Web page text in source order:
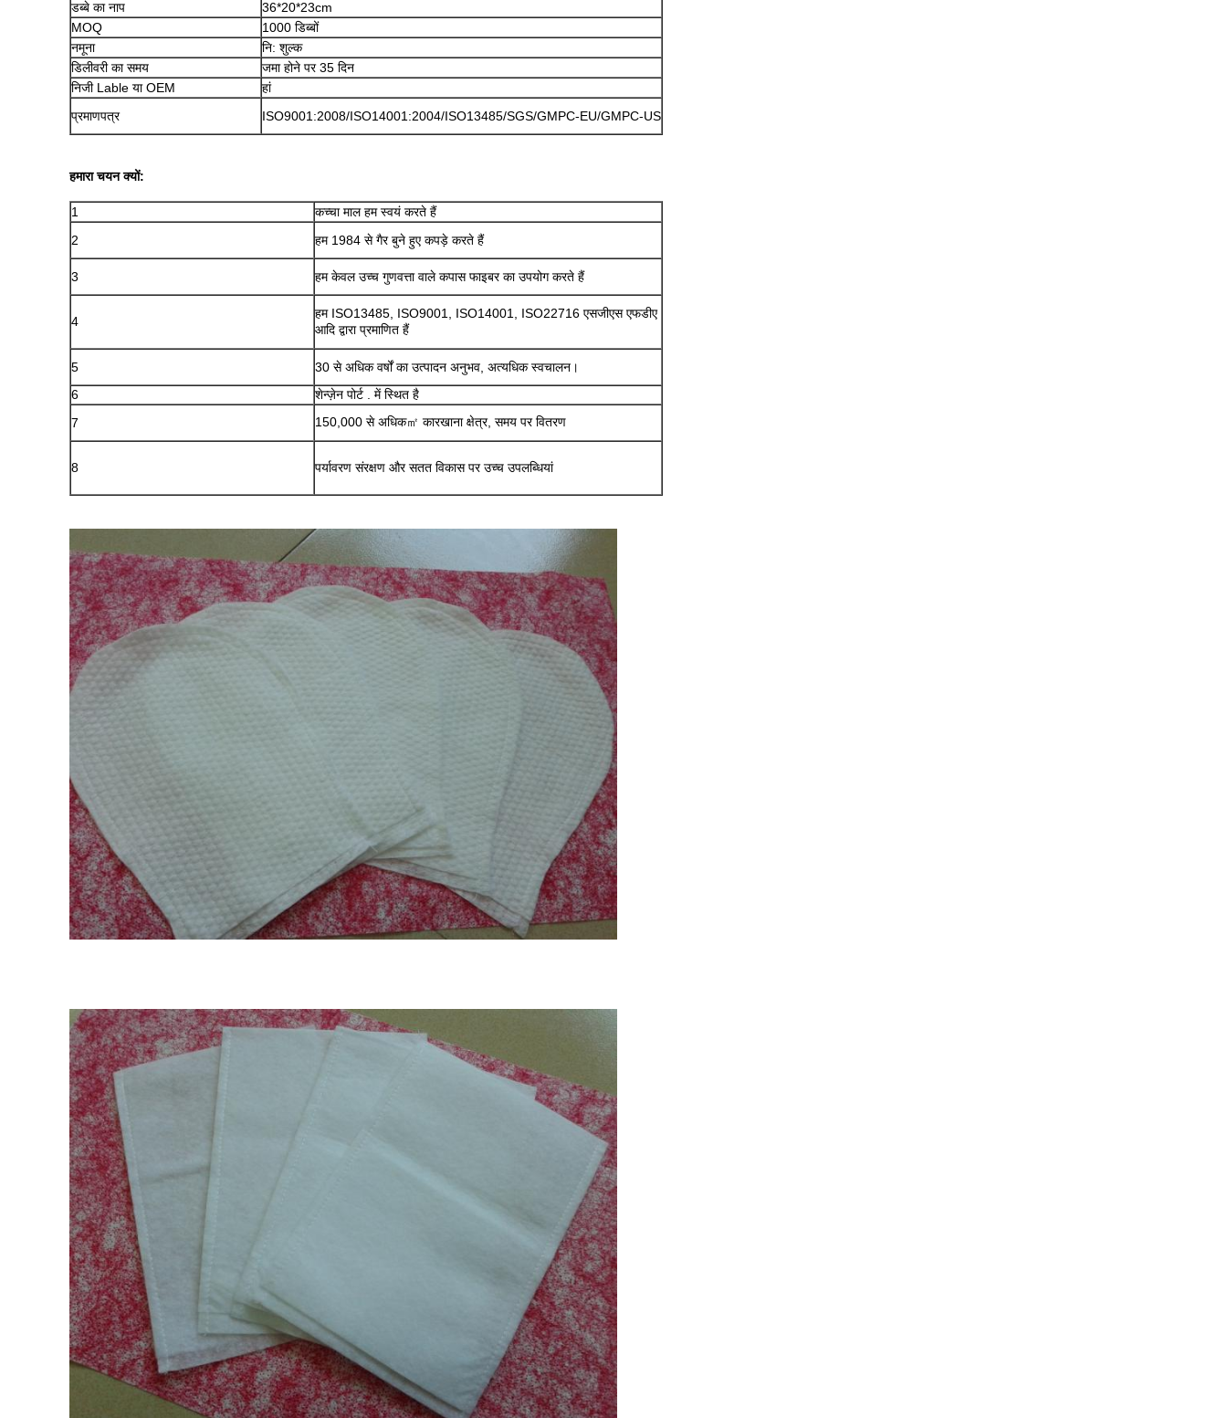
डब्बे का नाप
36*20*23cm
MOQ
1000 डिब्बों
नमूना
नि: शुल्क
डिलीवरी का समय
जमा होने पर 35 दिन
निजी Lable या OEM
हां
प्रमाणपत्र
ISO9001:2008/ISO14001:2004/ISO13485/SGS/GMPC-EU/GMPC-US
हमारा चयन क्यों:
1
कच्चा माल हम स्वयं करते हैं
2
हम 1984 से गैर बुने हुए कपड़े करते हैं
3 हम केवल उच्च गुणवत्ता वाले कपास फाइबर का उपयोग करते हैं
4
हम ISO13485, ISO9001, ISO14001, ISO22716 एसजीएस एफडीए
आदि द्वारा प्रमाणित हैं
5
30 से अधिक वर्षों का उत्पादन अनुभव, अत्यधिक स्वचालन।
6
शेन्ज़ेन पोर्ट . में स्थित है
7
150,000 से अधिक㎡ कारखाना क्षेत्र, समय पर वितरण
8 पर्यावरण संरक्षण और सतत विकास पर उच्च उपलब्धियां